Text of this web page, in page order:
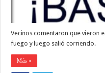
le
la
Vecinos comentaron que vieron
fuego y luego salió corriendo.
Más »